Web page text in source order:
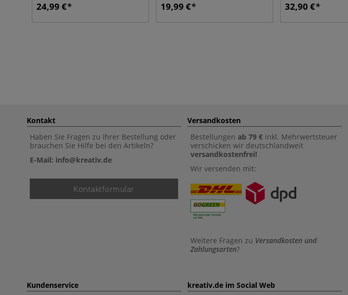
24,99 € 19,99 € 32,90 €
Kontakt
Haben Sie Fragen zu Ihrer Bestellung oder
brauchen Sie Hilfe bei den Artikeln?
E-Mail: info@kreativ.de
Kontaktformular
Versandkosten
Bestellungen ab 79 € inkl. Mehrwertsteuer
verschicken wir deutschlandweit
versandkostenfrei!
Wir versenden mit:
Weitere Fragen zu Versandkosten und
Zahlungsarten?
Kundenservice kreativ.de im Social Web